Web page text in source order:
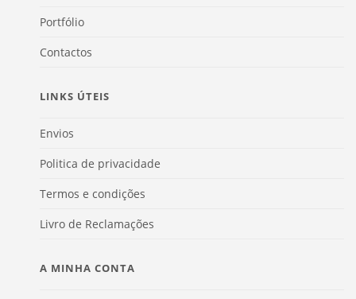
Portfólio
Contactos
LINKS ÚTEIS
Envios
Politica de privacidade
Termos e condições
Livro de Reclamações
A MINHA CONTA